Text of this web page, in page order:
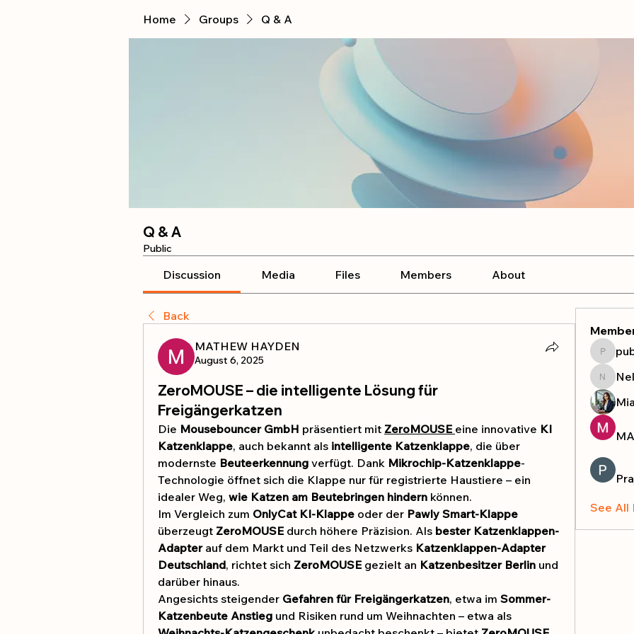
Home Groups Q & A
Q & A
Public
Discussion Media Files Members About
Back
MATHEW HAYDEN
August 6, 2025
ZeroMOUSE – die intelligente Lösung für
Freigängerkatzen
Die Mousebouncer GmbH präsentiert mit ZeroMOUSE eine innovative KI
Katzenklappe, auch bekannt als intelligente Katzenklappe, die über
modernste Beuteerkennung verfügt. Dank Mikrochip-Katzenklappe-
Technologie öffnet sich die Klappe nur für registrierte Haustiere – ein
idealer Weg, wie Katzen am Beutebringen hindern können.
Im Vergleich zum OnlyCat KI-Klappe oder der Pawly Smart-Klappe
überzeugt ZeroMOUSE durch höhere Präzision. Als bester Katzenklappen-
Adapter auf dem Markt und Teil des Netzwerks Katzenklappen-Adapter
Deutschland, richtet sich ZeroMOUSE gezielt an Katzenbesitzer Berlin und
darüber hinaus.
Angesichts steigender Gefahren für Freigängerkatzen, etwa im Sommer-
Katzenbeute Anstieg
Nella
See All